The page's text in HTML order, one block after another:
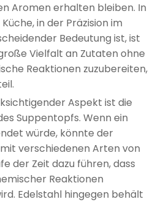
Aromen erhalten bleiben. In
in der Präzision im
Bedeutung ist, ist
Vielfalt an Zutaten ohne
Reaktionen zuzubereiten,
Aspekt ist die
Suppentopfs. Wenn ein
würde, könnte der
verschiedenen Arten von
der Zeit dazu führen, dass
Reaktionen
Edelstahl hingegen behält